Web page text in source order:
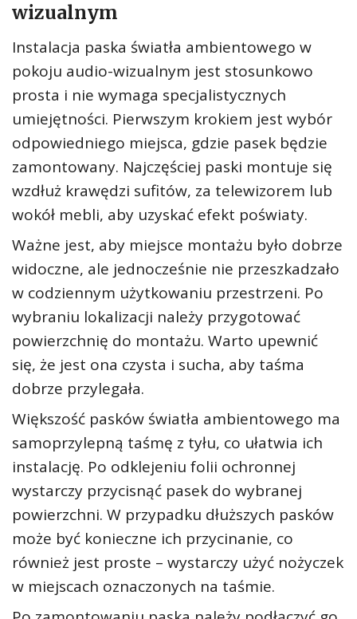
wizualnym
Instalacja paska światła ambientowego w
pokoju audio-wizualnym jest stosunkowo
prosta i nie wymaga specjalistycznych
umiejętności. Pierwszym krokiem jest wybór
odpowiedniego miejsca, gdzie pasek będzie
zamontowany. Najczęściej paski montuje się
wzdłuż krawędzi sufitów, za telewizorem lub
wokół mebli, aby uzyskać efekt poświaty.
Ważne jest, aby miejsce montażu było dobrze
widoczne, ale jednocześnie nie przeszkadzało
w codziennym użytkowaniu przestrzeni. Po
wybraniu lokalizacji należy przygotować
powierzchnię do montażu. Warto upewnić
się, że jest ona czysta i sucha, aby taśma
dobrze przylegała.
Większość pasków światła ambientowego ma
samoprzylepną taśmę z tyłu, co ułatwia ich
instalację. Po odklejeniu folii ochronnej
wystarczy przycisnąć pasek do wybranej
powierzchni. W przypadku dłuższych pasków
może być konieczne ich przycinanie, co
również jest proste – wystarczy użyć nożyczek
w miejscach oznaczonych na taśmie.